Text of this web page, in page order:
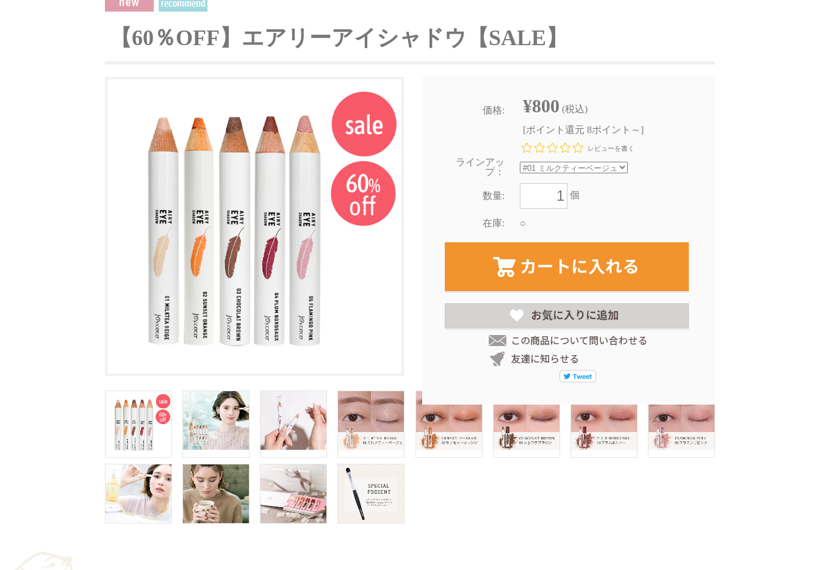
【60％OFF】エアリーアイシャドウ【SALE】
価格: ¥800 (税込)
[ポイント還元 8ポイント～]
レビューを書く
ラインアッ
プ：
数量: 個
在庫: ○